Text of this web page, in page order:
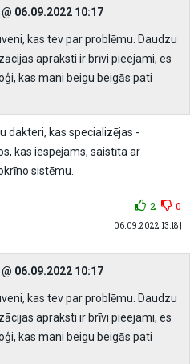
06.09.2022 10:17
kas tev par problēmu. Daudzu
apraksti ir brīvi pieejami, es
kas mani beigu beigās pati
dakteri, kas specializējas -
kas iespējams, saistīta ar
sistēmu.
2 0
06.09.2022 13:18 |
06.09.2022 10:17
kas tev par problēmu. Daudzu
apraksti ir brīvi pieejami, es
kas mani beigu beigās pati